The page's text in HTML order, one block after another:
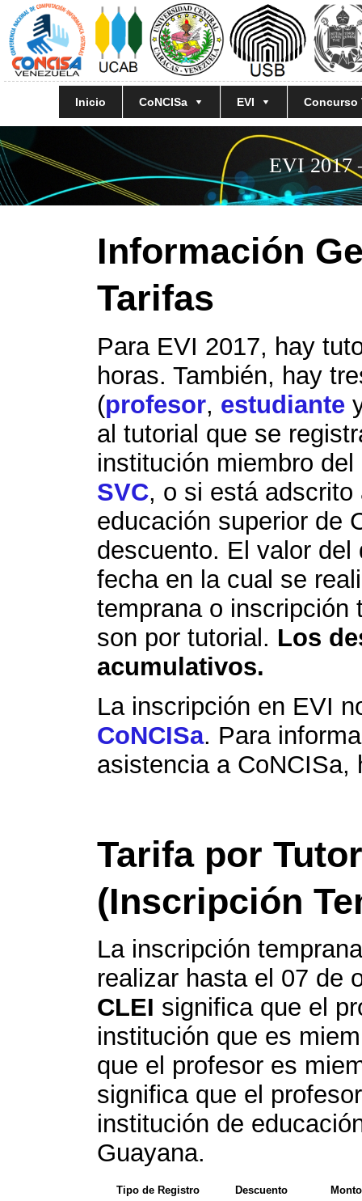
Inicio CoNCISa EVI Concurso
EVI 2017
Información
Tarifas
Para EVI 2017, hay
horas. También, hay
(profesor, estudiante
al tutorial que se
institución miembro del
SVC, o si está
educación superior de
descuento. El valor del
fecha en la cual se
temprana o inscripción
son por tutorial. Los
acumulativos.
La inscripción en EVI
CoNCISa. Para
asistencia a
Tarifa por
(Inscripción
La inscripción
realizar hasta el 07 de
CLEI significa que el
institución que es
que el profesor es
significa que el
institución de
Guayana.
Tipo de Registro Descuento